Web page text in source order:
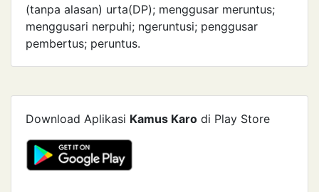
(tanpa alasan) urta(DP); menggusar meruntus;
menggusari nerpuhi; ngeruntusi; penggusar
pembertus; peruntus.
Download Aplikasi Kamus Karo di Play Store